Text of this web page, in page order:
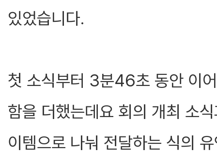
있었습니다.
첫 소식부터 3분46초 동안 이
함을 더했는데요 회의 개최 소
이템으로 나눠 전달하는 식의